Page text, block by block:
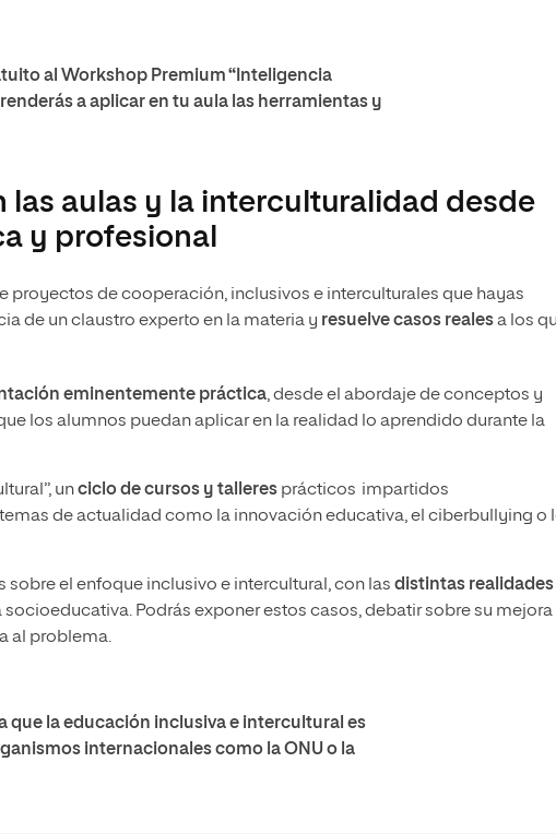
al Workshop Premium “Inteligencia
a aplicar en tu aula las herramientas y
las aulas y la interculturalidad desde
y profesional
proyectos de cooperación, inclusivos e interculturales que hayas
de un claustro experto en la materia y resuelve casos realesa los
eminentemente práctica, desde el abordaje de conceptos y
los alumnos puedan aplicar en la realidad lo aprendido durante la
unciclo de cursos y talleres prácticos impartidos
de actualidad como la innovación educativa, el ciberbullying o
el enfoque inclusivo e intercultural, con las distintas realidades
Podrás exponer estos casos, debatir sobre su mejora
al problema.
que la educación inclusiva e intercultural es
internacionales como la ONU o la